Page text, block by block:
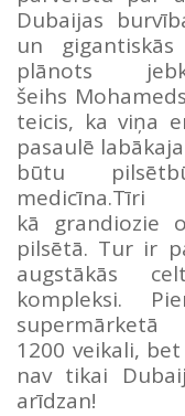
Dubaijas
un
plānots
šeihs
teicis, ka viņa
pasaulē
būtu
kā grandiozie
pilsētā. Tur ir
augstākās
kompleksi.
1200 veikali,
nav tikai
arīdzan!